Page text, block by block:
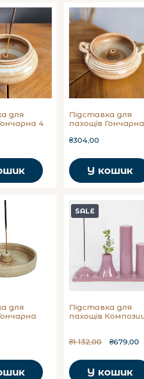
для
4
Підставка для
пахощів
₴304,00
У кошик
для
SALE
Підставка для
пахощів
₴1 132,00 ₴679,00
У кошик